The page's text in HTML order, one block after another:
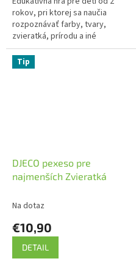
rokov, pri ktorej sa naučia
rozpoznávať farby, tvary,
zvieratká, prírodu a iné
predmety. Hra - na princípe
zhodných obrázkov. Na učenie
sa farieb....
Tip
DJECO pexeso pre
najmenších Zvieratká
Na dotaz
€10,90
DETAIL